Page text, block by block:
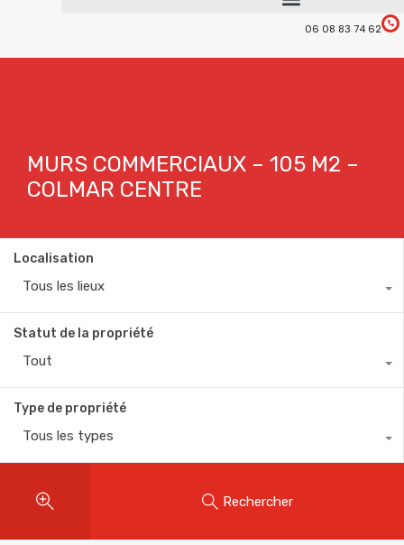
06 08 83 74 62
MURS COMMERCIAUX – 105 M2 –
COLMAR CENTRE
Localisation
Tous les lieux
Statut de la propriété
Tout
Type de propriété
Tous les types
Rechercher